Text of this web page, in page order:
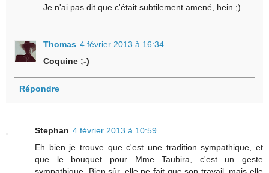
Je n'ai pas dit que c'était subtilement amené, hein ;)
Thomas 4 février 2013 à 16:34
Coquine ;-)
Répondre
Stephan 4 février 2013 à 10:59
Eh bien je trouve que c'est une tradition sympathique, et
que le bouquet pour Mme Taubira, c'est un geste
sympathique. Bien sûr, elle ne fait que son travail, mais elle